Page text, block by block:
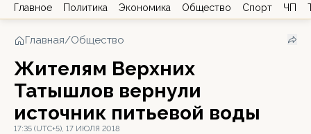
Главное Политика Экономика Общество Спорт ЧП
Главная/Общество
Жителям Верхних
Татышлов вернули
источник питьевой воды
17:35 (UTC+5), 17 ИЮЛЯ 2018